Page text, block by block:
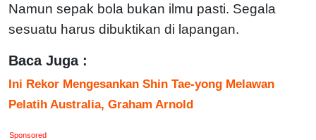
Namun sepak bola bukan ilmu pasti. Segala
sesuatu harus dibuktikan di lapangan.
Baca Juga :
Ini Rekor Mengesankan Shin Tae-yong Melawan
Pelatih Australia, Graham Arnold
Sponsored